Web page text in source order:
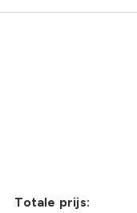
Totale prijs: